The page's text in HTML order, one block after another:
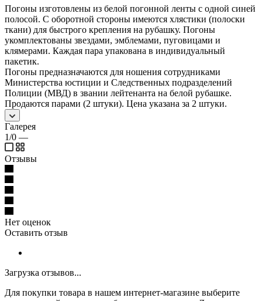
Погоны изготовлены из белой погонной ленты с одной синей
полосой. С оборотной стороны имеются хлястики (полоски
ткани) для быстрого крепления на рубашку. Погоны
укомплектованы звездами, эмблемами, пуговицами и
клямерами. Каждая пара упакована в индивидуальный
пакетик.
Погоны предназначаются для ношения сотрудниками
Министерства юстиции и Следственных подразделений
Полиции (МВД) в звании лейтенанта на белой рубашке.
Продаются парами (2 штуки). Цена указана за 2 штуки.
Галерея
1/0 —
Отзывы
Нет оценок
Оставить отзыв
Загрузка отзывов...
Для покупки товара в нашем интернет-магазине выберите